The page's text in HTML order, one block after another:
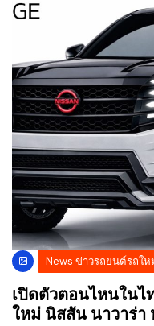
News ข่าวรถยนต์รถให
เปิดตัวตอนไหนในไ
ใหม่ นิสสัน นาวาร่า